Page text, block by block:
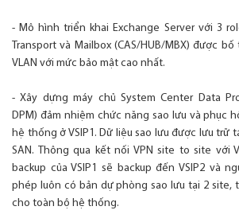
- Mô hình triển khai Exchange Server với 3
Transport và Mailbox (CAS/HUB/MBX) được
VLAN với mức bảo mật cao nhất.
- Xây dựng máy chủ System Center Data
DPM) đảm nhiệm chức năng sao lưu và phục
hệ thống ở VSIP1. Dữ liệu sao lưu được lưu trữ
SAN. Thông qua kết nối VPN site to site với
backup của VSIP1 sẽ backup đến VSIP2 và
phép luôn có bản dự phòng sao lưu tại 2 site,
cho toàn bộ hệ thống.